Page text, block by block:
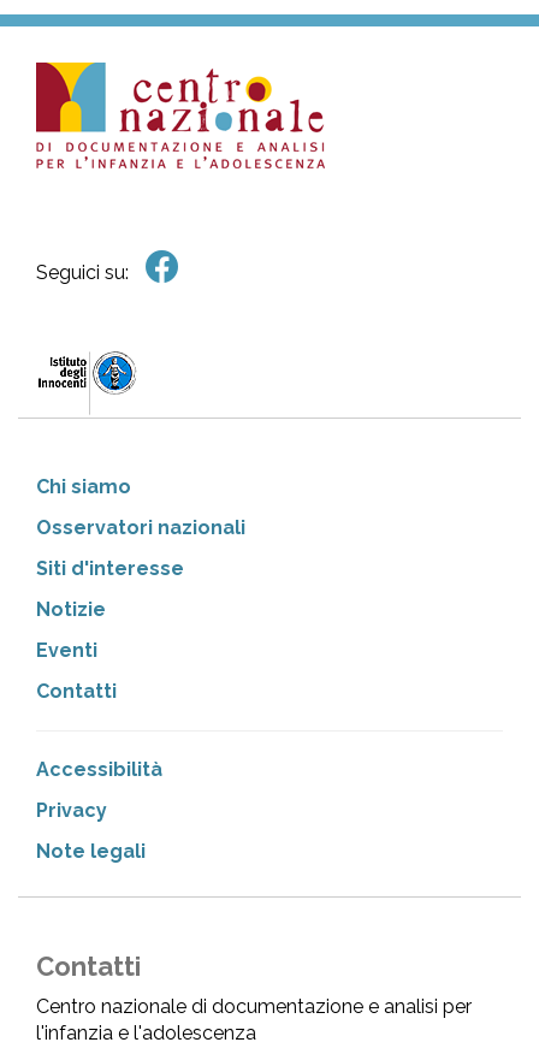
Seguici su:
Chi siamo
Osservatori nazionali
Siti d'interesse
Notizie
Eventi
Contatti
Accessibilità
Privacy
Note legali
Contatti
Centro nazionale di documentazione e analisi per
l'infanzia e l'adolescenza